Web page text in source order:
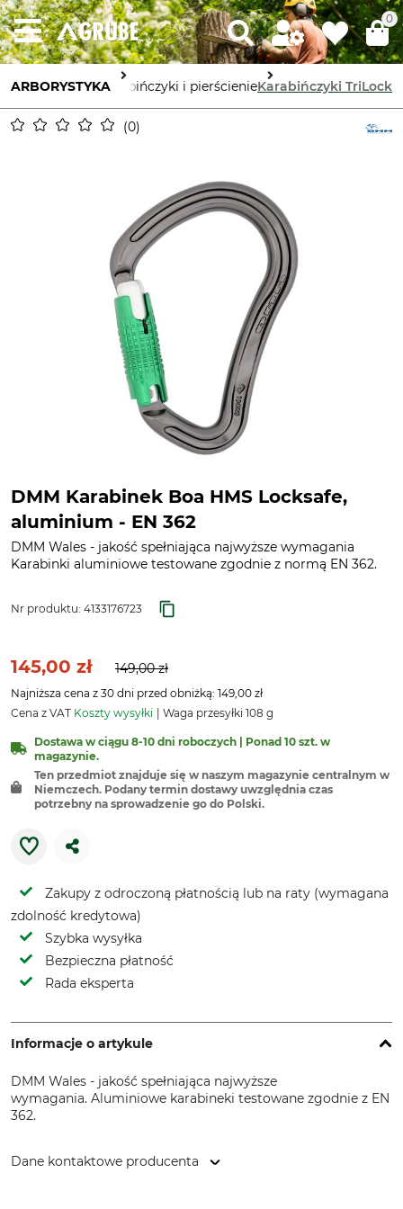
0
ARBORYSTYKAKarabińczyki i pierścienieKarabińczyki TriLock
0
DMM Karabinek Boa HMS Locksafe,
aluminium - EN 362
DMM Wales - jakość spełniająca najwyższe wymagania
Karabinki aluminiowe testowane zgodnie z normą EN 362.
Nr produktu: 4133176723
145,00 zł 149,00 zł
Najniższa cena z 30 dni przed obniżką: 149,00 zł
Cena z VAT Koszty wysyłki Waga przesyłki 108 g
Dostawa w ciągu 8-10 dni roboczych | Ponad 10 szt. w
magazynie.
Ten przedmiot znajduje się w naszym magazynie centralnym w
Niemczech. Podany termin dostawy uwzględnia czas
potrzebny na sprowadzenie go do Polski.
Zakupy z odroczoną płatnością lub na raty (wymagana
zdolność kredytowa)
Szybka wysyłka
Bezpieczna płatność
Rada eksperta
Informacje o artykule
DMM Wales - jakość spełniająca najwyższe
wymagania. Aluminiowe karabineki testowane zgodnie z EN
362.
Dane kontaktowe producenta